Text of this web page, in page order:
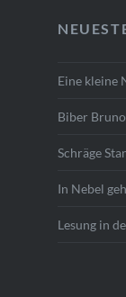
Eine kleine
Biber
Schräge
In Nebel
Lesung in